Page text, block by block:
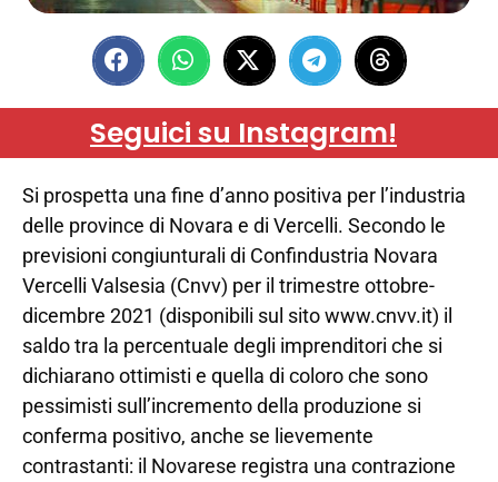
Seguici su Instagram!
Si prospetta una fine d’anno positiva per l’industria
delle province di Novara e di Vercelli. Secondo le
previsioni congiunturali di Confindustria Novara
Vercelli Valsesia (Cnvv) per il trimestre ottobre-
dicembre 2021 (disponibili sul sito www.cnvv.it) il
saldo tra la percentuale degli imprenditori che si
dichiarano ottimisti e quella di coloro che sono
pessimisti sull’incremento della produzione si
conferma positivo, anche se lievemente
contrastanti: il Novarese registra una contrazione